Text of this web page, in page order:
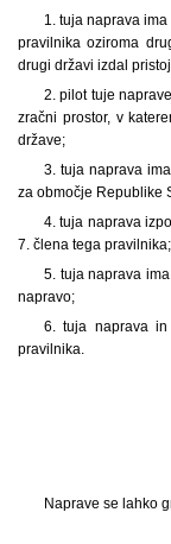
1. tuja naprava
pravilnika oziroma
drugi državi izdal
2. pilot tuje
zračni prostor, v
države;
3. tuja naprava
za območje Republike
4. tuja naprava
7. člena tega pravilnika;
5. tuja naprava
napravo;
6. tuja naprava
pravilnika.
Naprave se lahko